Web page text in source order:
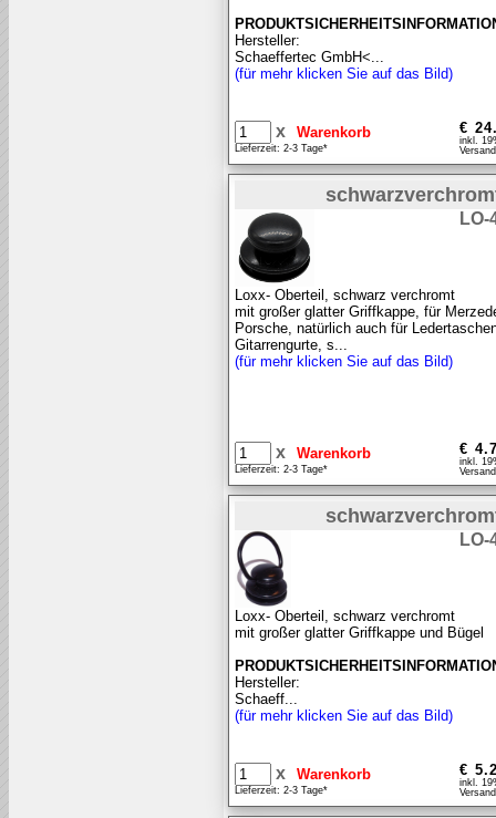
Hersteller:
Schaeffertec GmbH<...
(für mehr klicken Sie auf das Bild)
x
Lieferzeit: 2-3 Tage*
€
inkl.
LO-
Loxx- Oberteil, schwarz verchromt
mit großer glatter Griffkappe, für
Porsche, natürlich auch für
Gitarrengurte, s...
(für mehr klicken Sie auf das Bild)
x
Lieferzeit: 2-3 Tage*
€
inkl.
LO-
Loxx- Oberteil, schwarz verchromt
mit großer glatter Griffkappe und Bügel
Hersteller:
Schaeff...
(für mehr klicken Sie auf das Bild)
x
Lieferzeit: 2-3 Tage*
€
inkl.